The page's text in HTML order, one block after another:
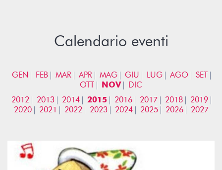
Calendario eventi
GEN FEB MAR APR MAG GIU LUG AGO
SET
OTT
NOV
DIC
2012
2013 2014 2015 2016 2017 2018
2019
2020
2021 2022 2023 2024 2025 2026 2027